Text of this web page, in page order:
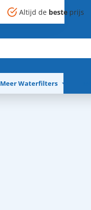
Altijd de beste prijs
Meer Waterfilters